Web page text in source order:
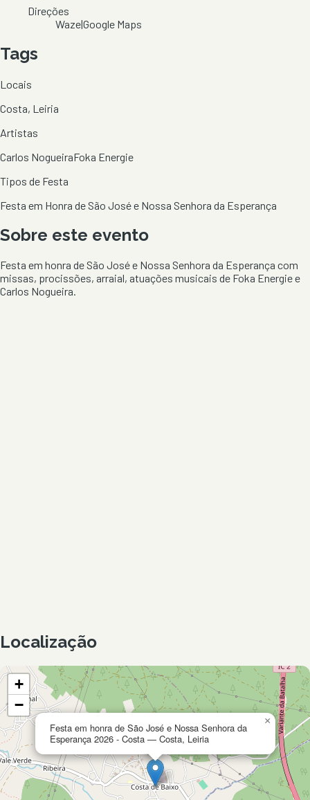
Direções
Waze|Google Maps
Tags
Locais
Costa, Leiria
Artistas
Carlos NogueiraFoka Energie
Tipos de Festa
Festa em Honra de São José e Nossa Senhora da Esperança
Sobre este evento
Festa em honra de São José e Nossa Senhora da Esperança com
missas, procissões, arraial, atuações musicais de Foka Energie e
Carlos Nogueira.
Localização
Festa em honra de São José e Nossa Senhora da
Esperança 2026 - Costa — Costa, Leiria
×
+
−